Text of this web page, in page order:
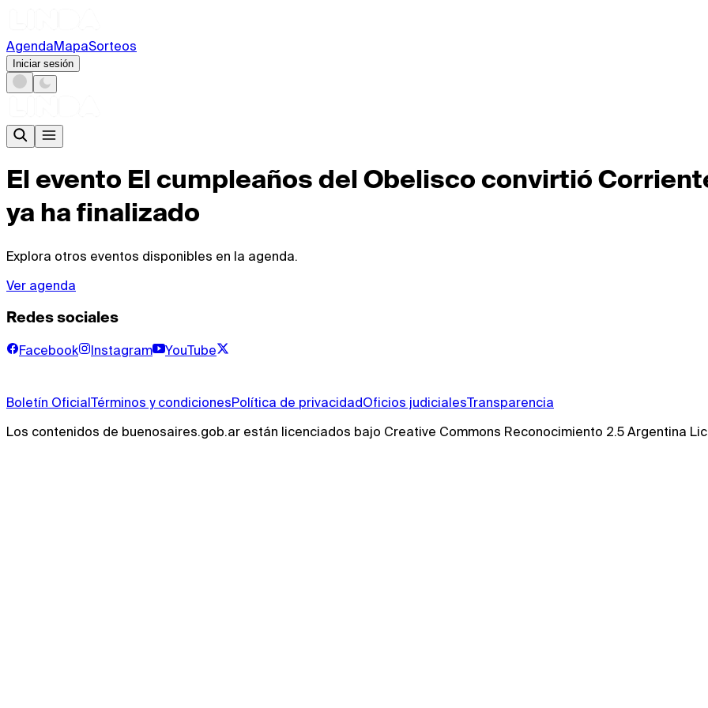
AgendaMapaSorteos
Iniciar sesión
El evento El cumpleaños del Obelisco convirtió
ya ha finalizado
Explora otros eventos disponibles en la agenda.
Ver agenda
Redes sociales
Facebook Instagram YouTube
Boletín OficialTérminos y condicionesPolítica de privacidadOficios judicialesTransparencia
Los contenidos de buenosaires.gob.ar están licenciados bajo Creative Commons Reconocimiento 2.5 Argentina